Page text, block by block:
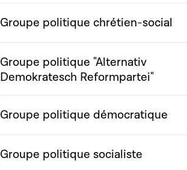
Groupe politique chrétien-social
Groupe politique "Alternativ
Demokratesch Reformpartei"
Groupe politique démocratique
Groupe politique socialiste